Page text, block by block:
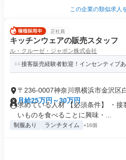
この企業の類似求人
正社員
キッチンウェアの販売スタッフ
ル・クルーゼ・ジャポン株式会社
接客販売経験者歓迎！インセンティブ
〒236-0007神奈川県横浜市金沢区
月給25万円～30万円
求めている人材 【必須条件】 ・接
いものを食べることに興味・...
制服あり ランチタイム +16個